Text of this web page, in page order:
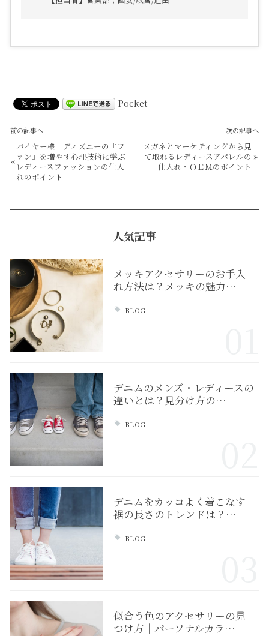
Pocket
前の記事へ
«
バイヤー様 ディズニーの『フ
ァン』を増やす心理技術に学ぶ
レディースファッションの仕入
れのポイント
次の記事へ
メガネとマーケティングから見
て取れるレディースアパレルの
仕入れ・ＯＥＭのポイント
»
人気記事
メッキアクセサリーのお手入
れ方法は？メッキの魅力…
BLOG
デニムのメンズ・レディースの
違いとは？見分け方の…
BLOG
デニムをカッコよく着こなす
裾の長さのトレンドは？…
BLOG
似合う色のアクセサリーの見
つけ方｜パーソナルカラ…